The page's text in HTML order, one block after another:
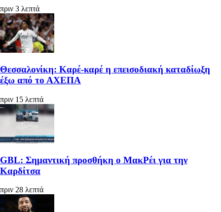
πριν 3 λεπτά
Θεσσαλονίκη: Καρέ-καρέ η επεισοδιακή καταδίωξη
έξω από το ΑΧΕΠΑ
πριν 15 λεπτά
GBL: Σημαντική προσθήκη ο ΜακΡέι για την
Καρδίτσα
πριν 28 λεπτά